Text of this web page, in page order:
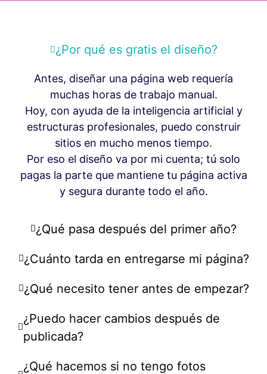
¿Por qué es gratis el diseño?
Antes, diseñar una página web requería
muchas horas de trabajo manual.
Hoy, con ayuda de la inteligencia artificial y
estructuras profesionales, puedo construir
sitios en mucho menos tiempo.
Por eso el diseño va por mi cuenta; tú solo
pagas la parte que mantiene tu página activa
y segura durante todo el año.
¿Qué pasa después del primer año?
¿Cuánto tarda en entregarse mi página?
¿Qué necesito tener antes de empezar?
¿Puedo hacer cambios después de
publicada?
¿Qué hacemos si no tengo fotos